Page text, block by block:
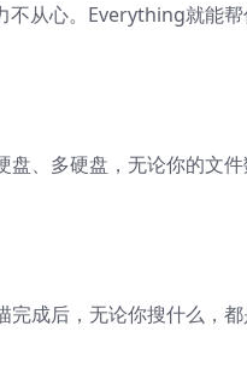
从心。Everything就能
、多硬盘，无论你的文
成后，无论你搜什么，